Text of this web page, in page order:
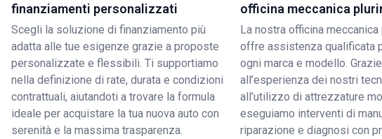
finanziamenti personalizzati
Scegli la soluzione di finanziamento più
adatta alle tue esigenze grazie a proposte
personalizzate e flessibili. Ti supportiamo
nella definizione di rate, durata e condizioni
contrattuali, aiutandoti a trovare la formula
ideale per acquistare la tua nuova auto con
serenità e la massima trasparenza.
officina meccanica
La nostra officina meccanica
offre assistenza qualificata
ogni marca e modello. Grazie
all’esperienza dei nostri
all’utilizzo di attrezzature
eseguiamo interventi di
riparazione e diagnosi con